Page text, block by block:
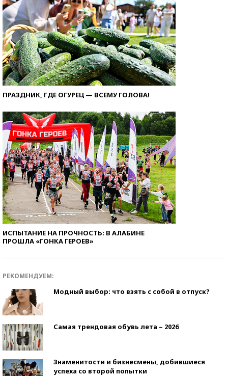
ПРАЗДНИК, ГДЕ ОГУРЕЦ — ВСЕМУ ГОЛОВА!
ИСПЫТАНИЕ НА ПРОЧНОСТЬ: В АЛАБИНЕ
ПРОШЛА «ГОНКА ГЕРОЕВ»
РЕКОМЕНДУЕМ:
Модный выбор: что взять с собой в отпуск?
Самая трендовая обувь лета – 2026
Знаменитости и бизнесмены, добившиеся
успеха со второй попытки